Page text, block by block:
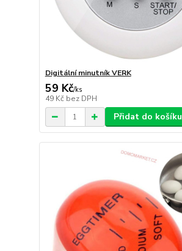
Digitální minutník VERK
59 Kč/ks
49 Kč bez DPH
Přidat do košíku